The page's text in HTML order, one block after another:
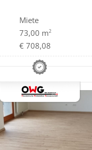
Miete
73,00 m2
€ 708,08